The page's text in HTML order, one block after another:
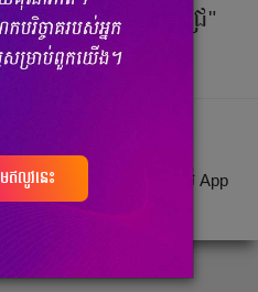
ស្ងួត រឿង "គ្រាប់ពេជ្រ"
ៅលើ Soyo
ខ្មែរ រឿង «គ្រាប់ពេជ្រ» ឬ
ញខ្លួនសារជាថ្មីជាផ្លូវការលើ App
រា ឆ្នាំ ២០១៩ នេះតទៅ។
ឥលូវនេះ